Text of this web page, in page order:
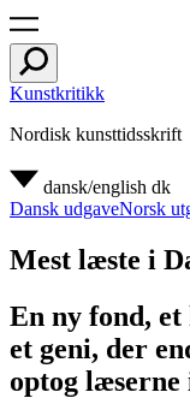
Kunstkritikk
Nordisk kunsttidsskrift
dansk/english dk
Dansk udgaveNorsk
Mest læste i
En ny fond, et
et geni, der
optog læserne